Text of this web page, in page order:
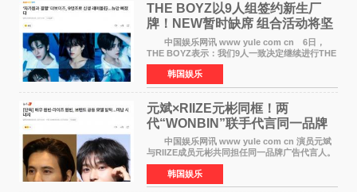
THE BOYZ以9人组签约新生厂
牌！NEW暂时缺席 组合活动将坚
定不移继续
中国娱乐网讯 www yule com cn 6日，
THE BOYZ表示：我们9人一致决定继续进行THE
BOYZ组合活动，并且已经完成了组合团体活动
签约。目前正在新生厂牌下进行活动准备。尚未
离开THE BOYZ原所
韩国娱乐
元斌×RIIZE元彬同框！两
代“WONBIN”联手代言同一品牌
颜值天花板合体
中国娱乐网讯 www yule com cn 演员元斌
与RIIZE成员元彬共同担任同一品牌广告代言人。
6日据独家报道，继演员元斌之后，RIIZE元彬最
近也被选为某在线中介平台A公司的共同广告代言
人，两人将作
韩国娱乐